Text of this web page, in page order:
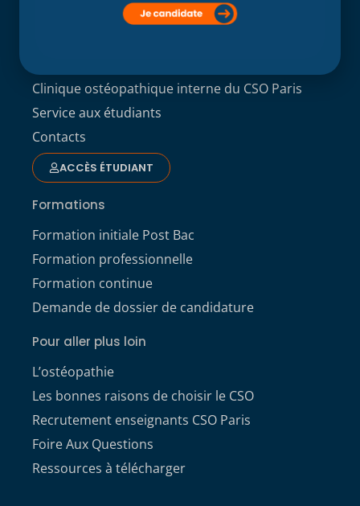
Clinique ostéopathique interne du CSO Paris
Service aux étudiants
Contacts
ACCÈS ÉTUDIANT
Formations
Formation initiale Post Bac
Formation professionnelle
Formation continue
Demande de dossier de candidature
Pour aller plus loin
L’ostéopathie
Les bonnes raisons de choisir le CSO
Recrutement enseignants CSO Paris
Foire Aux Questions
Ressources à télécharger